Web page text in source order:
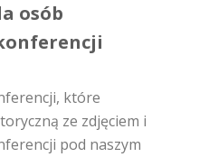
osób
które
ze zdjęciem i
pod naszym